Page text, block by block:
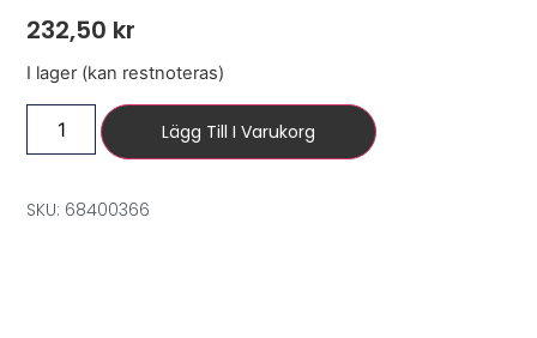
232,50 kr
I lager (kan restnoteras)
Lägg Till I Varukorg
SKU: 68400366